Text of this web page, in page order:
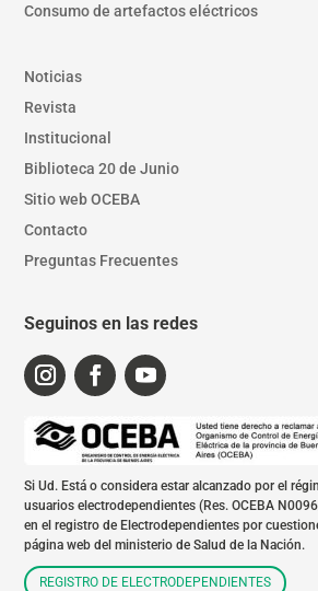
Consumo de artefactos eléctricos
Noticias
Revista
Institucional
Biblioteca 20 de Junio
Sitio web OCEBA
Contacto
Preguntas Frecuentes
Seguinos en las redes
Si Ud. Está o considera estar alcanzado por el
usuarios electrodependientes (Res. OCEBA
en el registro de Electrodependientes por
página web del ministerio de Salud de la Nación.
REGISTRO DE ELECTRODEPENDIENTES